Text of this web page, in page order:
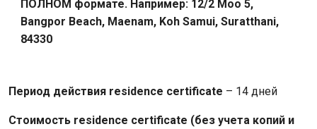
ПОЛНОМ формате. Например: 12/2 Moo 5,
Bangpor Beach, Maenam, Koh Samui, Suratthani,
84330
Период действия residence certificate – 14 дней
Стоимость residence certificate (без учета копий и